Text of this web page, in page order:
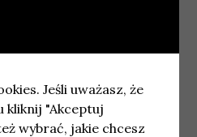
Jeśli uważasz, że
kliknij "Akceptuj
wybrać, jakie chcesz